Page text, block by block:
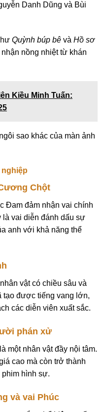
Danh Dũng và Bùi
Quỳnh búp bê và Hồ sơ
nồng nhiệt từ khán
Kiều Minh Tuấn:
sao khác của màn ảnh
Chột
Đam đảm nhận vai chính
là vai diễn đánh dấu sự
anh với khả năng thể
vật có chiều sâu và
tạo được tiếng vang lớn,
các diễn viên xuất sắc.
phán xử
một nhân vật đầy nội tâm.
cao mà còn trở thành
hình sự.
và vai Phúc